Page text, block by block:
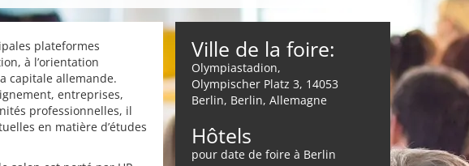
plateformes
à l’orientation
capitale allemande.
entreprises,
professionnelles, il
en matière d’études
Ville de la foire:
Olympiastadion,
Olympischer Platz 3, 14053
Berlin, Berlin, Allemagne
Hôtels
pour date de foire à Berlin